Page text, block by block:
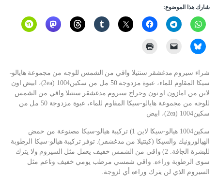
شارك هذا الموضوع:
شراء سيروم مدغشقر سنتيلا واقي من الشمس للوجه من مجموعة هايالو-
سيكا المقاوم للماء، عبوة مزدوجة 50 مل من سكين1004 (2ea)، ابيض اون
لاين من امازون او نون وحراج سيروم مدغشقر سنتيلا واقي من الشمس
للوجه من مجموعة هايالو-سيكا المقاوم للماء، عبوة مزدوجة 50 مل من
سكين1004 (2ea)، ابيض
سكين1004 هيالو-سيكا لاين 1) تركيبة هيالو-سيكا مصنوعة من حمض
الهيالورونيك والسيكا (كينتيلا من مدغشقر). توفر تركيبة هيالو-سيكا الرطوبة
للبشرة الجافة. 2) واقي من الشمس خفيف يعمل مثل السيروم ولا يترك
سوى الرطوبة وراءه. واقي شمسي مرطب يومي خفيف وناعم مثل
السيروم الذي لن يترك وراءه أي لزوجة.